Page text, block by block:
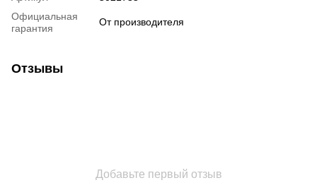
Официальная
гарантия
От производителя
Отзывы
Добавьте первый отзыв